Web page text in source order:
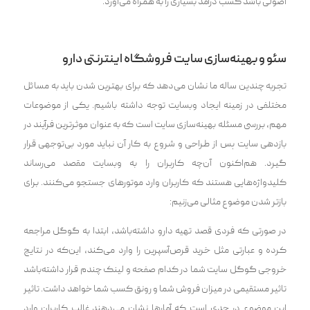
سئو و بهینه‌سازی سایت فروشگاه اینترنتی دارو
‌تجربه چندین ساله ما نشان می‌دهد که برای بهترین شدن باید به مسائل
مختلفی در زمینه ایجاد وبسایت توجه داشته باشیم. یکی از موضوعات
مهم، بررسی مسئله بهینه‌سازی سایت است که به عنوان موثر‌ترین فرآیند در
بازدهی سایت پس از طراحی و شروع به کار آن نباید مورد بی‌توجهی قرار
گیرد. هم‌اکنون آن‌چه کاربران را به وبسایت مقصد می‌رساند
کلیدواژه‌هایی هستند که کاربران وارد موتورهای جستجو می‌کنند. برای
بازتر شدن موضوع مثالی می‌زنیم:
در صورتی که فردی قصد تهیه دارو داشته‌باشد، ابتدا به گوگل مراجعه
کرده و عبارتی مثل خرید قرص‌آسپرین را وارد می‌کند، این‌که در نتایج
خروجی گوگل سایت شما در کدام صفحه و لینک چندم قرار داشته‌باشد
تاثیر مستقیمی در میزان فروش شما و رونق کسب شما خواهد داشت. تاثیر